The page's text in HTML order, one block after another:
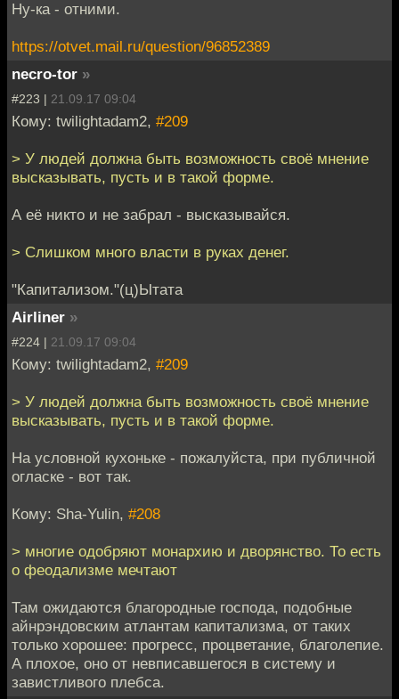
Ну-ка - отними.
https://otvet.mail.ru/question/96852389
necro-tor »
#223 | 21.09.17 09:04
Кому: twilightadam2, #209
> У людей должна быть возможность своё мнение
высказывать, пусть и в такой форме.
А её никто и не забрал - высказывайся.
> Слишком много власти в руках денег.
"Капитализом."(ц)Ытата
Airliner »
#224 | 21.09.17 09:04
Кому: twilightadam2, #209
> У людей должна быть возможность своё мнение
высказывать, пусть и в такой форме.
На условной кухоньке - пожалуйста, при публичной
огласке - вот так.
Кому: Sha-Yulin, #208
> многие одобряют монархию и дворянство. То есть
о феодализме мечтают
Там ожидаются благородные господа, подобные
айнрэндовским атлантам капитализма, от таких
только хорошее: прогресс, процветание, благолепие.
А плохое, оно от невписавшегося в систему и
завистливого плебса.